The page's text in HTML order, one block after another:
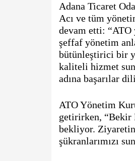
Adana Ticaret
Acı ve tüm
devam etti: “ATO
şeffaf yönetim
bütünleştirici bir
kaliteli hizmet
adına başarılar
ATO Yönetim
getirirken, “Bekir
bekliyor.
şükranlarımızı